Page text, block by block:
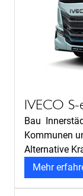
IVECO
Bau
Kommunen
Alternative
Mehr